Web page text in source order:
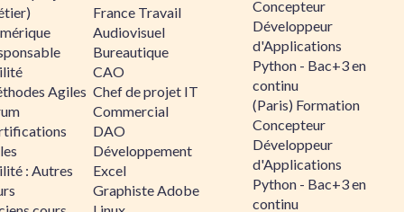
Agiles
: Autres
France Travail
Audiovisuel
Bureautique
CAO
Chef de projet IT
Commercial
DAO
Développement
Excel
Graphiste Adobe
Concepteur
Développeur
d'Applications
Python - Bac+3 en
continu
(Paris) Formation
Concepteur
Développeur
d'Applications
Python - Bac+3 en
continu